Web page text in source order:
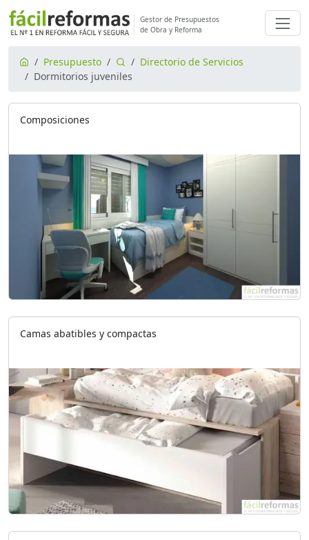
Gestor de Presupuestos
de Obra y Reforma
Presupuesto
Directorio de Servicios
Dormitorios juveniles
Composiciones
Camas abatibles y compactas